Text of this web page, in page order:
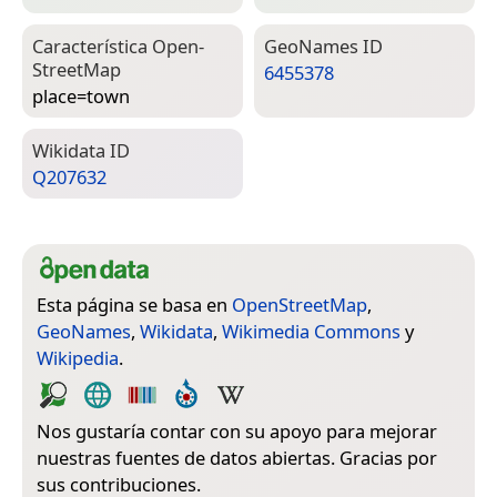
Característica Open­
Street­Map
place=­town
Geo­Names ID
6455378
Wiki­data ID
Q207632
Esta página se basa en OpenStreetMap,
GeoNames, Wikidata, Wikimedia Commons y
Wikipedia.
Nos gustaría contar con su apoyo para mejorar
nuestras fuentes de datos abiertas. Gracias por
sus contribuciones.